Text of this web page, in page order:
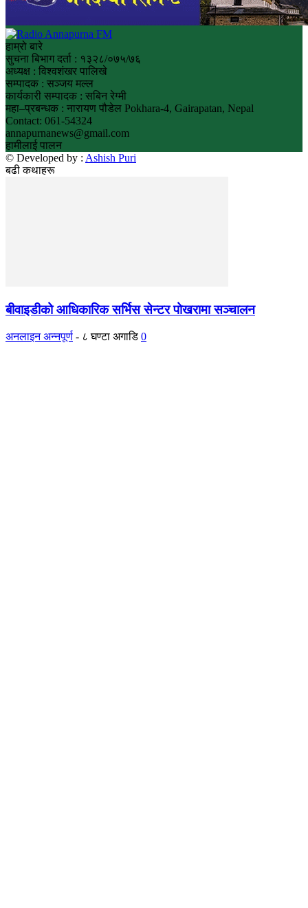
हाम्रो बारे
सुचना बिभाग दर्ता : १३२८/०७५/७६
अध्यक्ष : विश्वशंखर पालिखे
सम्पादक : सञ्जय मल्ल
कार्यकारी सम्पादक : सबिन रेग्मी
महा–प्रबन्धक : नारायण पौडेल Pokhara-4, Gairapatan, Nepal
Contact: 061-54324
annapurnanews@gmail.com
हामीलाई पालन
© Developed by : Ashish Puri
बढी कथाहरू
बीवाइडीको आधिकारिक सर्भिस सेन्टर पोखरामा सञ्चालन
अनलाइन अन्नपूर्ण - ८ घण्टा अगाडि 0